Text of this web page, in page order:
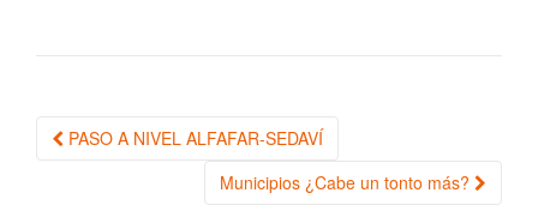
Navegación de la entrada
PASO A NIVEL ALFAFAR-SEDAVÍ
Municipios ¿Cabe un tonto más?